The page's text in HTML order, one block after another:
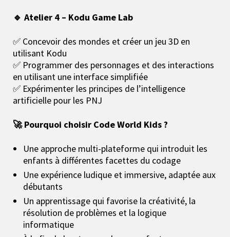
🔹 Atelier 4 – Kodu Game Lab
✅ Concevoir des mondes et créer un jeu 3D en
utilisant Kodu
✅ Programmer des personnages et des interactions
en utilisant une interface simplifiée
✅ Expérimenter les principes de l’intelligence
artificielle pour les PNJ
🚀 Pourquoi choisir Code World Kids ?
Une approche multi-plateforme qui introduit les
enfants à différentes facettes du codage
Une expérience ludique et immersive, adaptée aux
débutants
Un apprentissage qui favorise la créativité, la
résolution de problèmes et la logique
informatique